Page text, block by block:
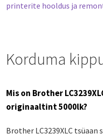
printerite hooldus ja
Korduma
Mis on Brother
originaaltint 5000lk?
Brother LC3239XLC